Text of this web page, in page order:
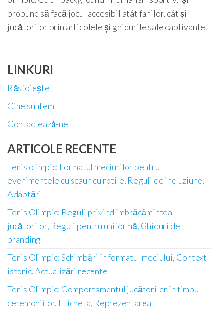
propune să facă jocul accesibil atât fanilor, cât și
jucătorilor prin articolele și ghidurile sale captivante.
LINKURI
Răsfoiește
Cine suntem
Contactează-ne
ARTICOLE RECENTE
Tenis olimpic: Formatul meciurilor pentru
evenimentele cu scaun cu rotile, Reguli de incluziune,
Adaptări
Tenis Olimpic: Reguli privind îmbrăcămintea
jucătorilor, Reguli pentru uniformă, Ghiduri de
branding
Tenis Olimpic: Schimbări în formatul meciului, Context
istoric, Actualizări recente
Tenis Olimpic: Comportamentul jucătorilor în timpul
ceremoniilor, Eticheta, Reprezentarea